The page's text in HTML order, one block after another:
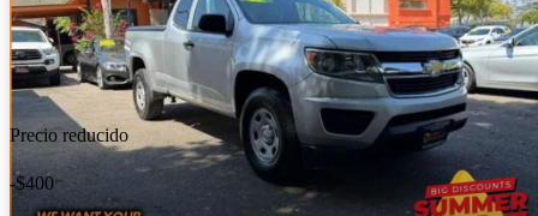
Precio reducido
-$400